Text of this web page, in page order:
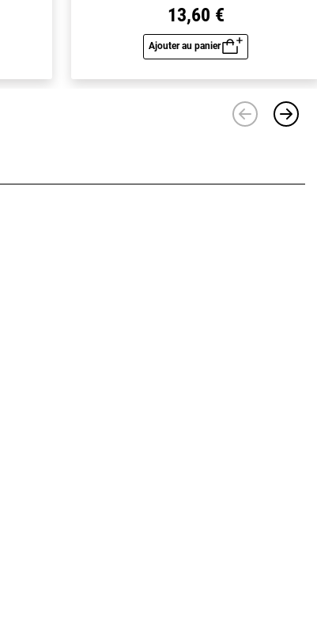
13,60 €
Ajouter au panier
Aperçu rapide